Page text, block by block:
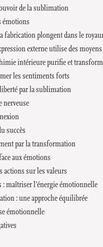
de la sublimation
émotions
fabrication plongent dans le
externe utilise des
intérieure purifie et
les sentiments forts
par la sublimation
nerveuse
succès
par la transformation
aux émotions
sur les valeurs
: maîtriser l’énergie émotionnelle
: une approche équilibrée
émotionnelle